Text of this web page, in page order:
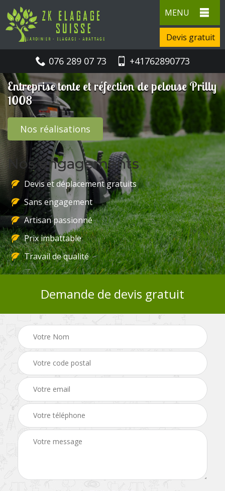
MENU
Devis gratuit
076 289 07 73 +41762890773
Entreprise tonte et réfection de pelouse Prilly
1008
Nos réalisations
Nos engagements
Devis et déplacement gratuits
Sans engagement
Artisan passionné
Prix imbattable
Travail de qualité
Demande de devis gratuit